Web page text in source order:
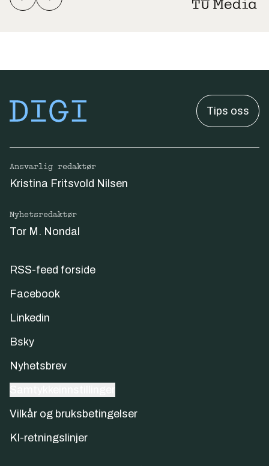
Tips oss
Ansvarlig redaktør
Kristina Fritsvold Nilsen
Nyhetsredaktør
Tor M. Nondal
RSS-feed forside
Facebook
Linkedin
Bsky
Nyhetsbrev
Vilkår og bruksbetingelser
KI-retningslinjer